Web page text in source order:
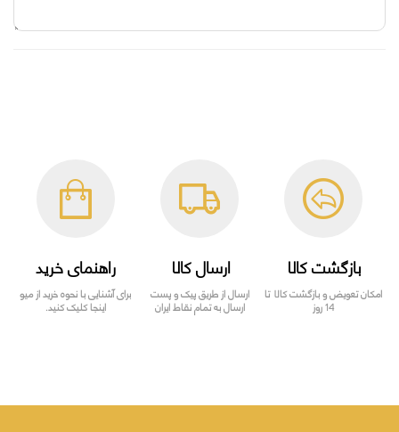
بازگشت کالا
امکان تعویض و بازگشت کالا تا
14 روز
ارسال کالا
ارسال از طریق پیک و پست
ارسال به تمام نقاط ایران
راهنمای خرید
برای آشنایی با نحوه خرید از میو
اینجا کلیک کنید.